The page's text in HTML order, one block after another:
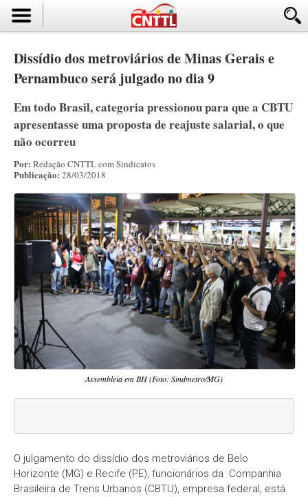
Dissídio dos metroviários de Minas Gerais e
Pernambuco será julgado no dia 9
Em todo Brasil, categoria pressionou para que a CBTU
apresentasse uma proposta de reajuste salarial, o que
não ocorreu
Por: Redação CNTTL com Sindicatos
Publicação: 28/03/2018
Assembleia em BH (Foto: Sindmetro/MG)
O julgamento do dissídio dos metroviários de Belo
Horizonte (MG) e Recife (PE), funcionários da Companhia
Brasileira de Trens Urbanos (CBTU), empresa federal, está